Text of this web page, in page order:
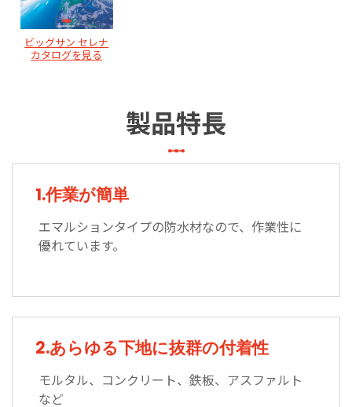
ビッグサン セレナ
カタログを見る
製品特長
1.作業が簡単
エマルションタイプの防水材なので、作業性に
優れています。
2.あらゆる下地に抜群の付着性
モルタル、コンクリート、鉄板、アスファルト
など